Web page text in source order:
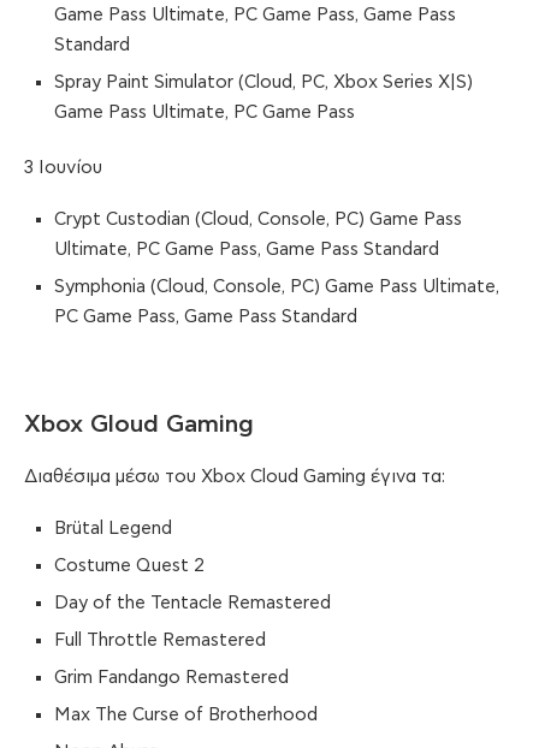
Game Pass Ultimate, PC Game Pass, Game Pass
Standard
Spray Paint Simulator (Cloud, PC, Xbox Series X|S)
Game Pass Ultimate, PC Game Pass
3 Ιουνίου
Crypt Custodian (Cloud, Console, PC) Game Pass
Ultimate, PC Game Pass, Game Pass Standard
Symphonia (Cloud, Console, PC) Game Pass Ultimate,
PC Game Pass, Game Pass Standard
Xbox Gloud Gaming
Διαθέσιμα μέσω του Xbox Cloud Gaming έγινα τα:
Brütal Legend
Costume Quest 2
Day of the Tentacle Remastered
Full Throttle Remastered
Grim Fandango Remastered
Max The Curse of Brotherhood